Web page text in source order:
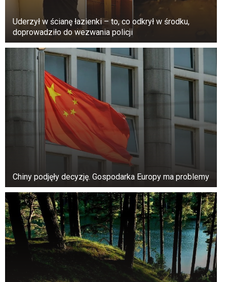
Cukrzyca.
Jeśli masz ostre sklepienie obu nóg, oznacza to
spadek poziomu glukozy we krwi. Nieleczona
cukrzyca lub niewłaściwa terapia i choroby
układu krążenia często mogą powodować to
zjawisko.
W takich przypadkach krążenie krwi jest
upośledzone, co powoduje kruchość naczyń
krwionośnych i prowadzi do częstszych
skurczów nóg.
Niewydolność hormonalna
i zwiększona produkcja estrogenu mogą być
również związane z częstszymi skurczami. Inne
objawy skurczów mogą obejmować problemy z
menstruacją i płodnością.
Aby złagodzić skurcze, można wziąć
Uderzył w ścianę łazienki – to, co odkrył w środku,
doprowadziło do wezwania policji
Chiny podjęły decyzję. Gospodarka Europy ma problemy